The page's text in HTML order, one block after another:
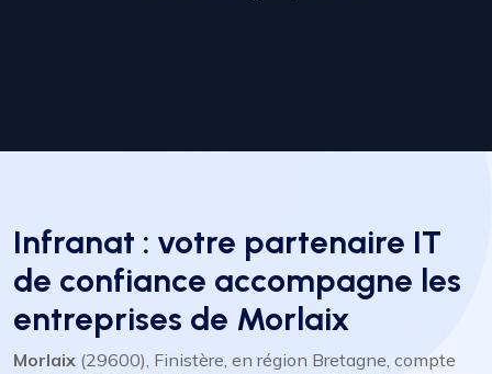
Infranat : votre partenaire IT
de confiance accompagne les
entreprises de Morlaix
Morlaix (29600), Finistère, en région Bretagne, compte